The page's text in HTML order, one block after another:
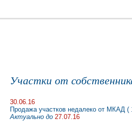
Участки от
30.06.16
Продажа участков недалеко от МКАД (
Актуально до 27.07.16